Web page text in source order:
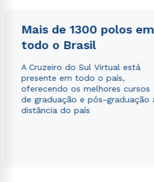
Mais de 1300 polos em
todo o Brasil
A Cruzeiro do Sul Virtual está
presente em todo o país,
oferecendo os melhores cursos
de graduação e pós-graduação
distância do país